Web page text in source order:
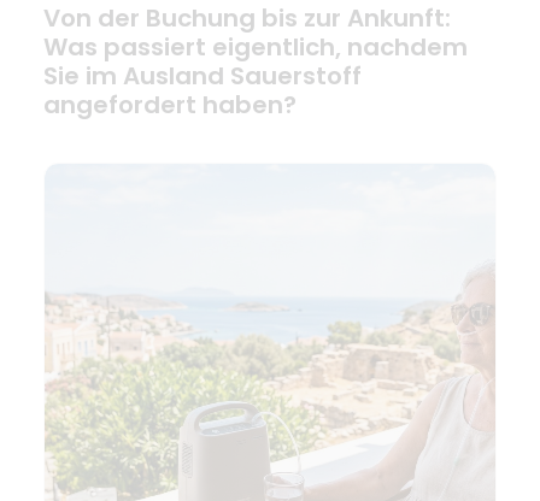
Von der Buchung bis zur Ankunft:
Was passiert eigentlich, nachdem
Sie im Ausland Sauerstoff
angefordert haben?